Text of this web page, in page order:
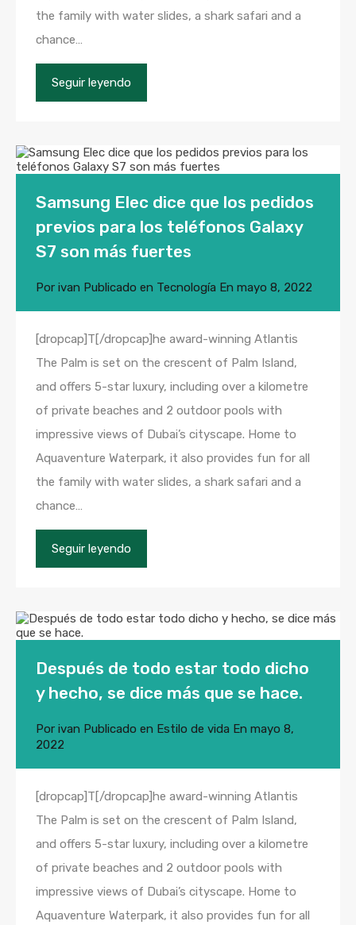
the family with water slides, a shark safari and a
chance…
Seguir leyendo
Samsung Elec dice que los pedidos
previos para los teléfonos Galaxy
S7 son más fuertes
Por ivan Publicado en Tecnología En mayo 8, 2022
[dropcap]T[/dropcap]he award-winning Atlantis
The Palm is set on the crescent of Palm Island,
and offers 5-star luxury, including over a kilometre
of private beaches and 2 outdoor pools with
impressive views of Dubai’s cityscape. Home to
Aquaventure Waterpark, it also provides fun for all
the family with water slides, a shark safari and a
chance…
Seguir leyendo
Después de todo estar todo dicho
y hecho, se dice más que se hace.
Por ivan Publicado en Estilo de vida En mayo 8,
2022
[dropcap]T[/dropcap]he award-winning Atlantis
The Palm is set on the crescent of Palm Island,
and offers 5-star luxury, including over a kilometre
of private beaches and 2 outdoor pools with
impressive views of Dubai’s cityscape. Home to
Aquaventure Waterpark, it also provides fun for all